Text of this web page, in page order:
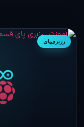
رزبری‌پای